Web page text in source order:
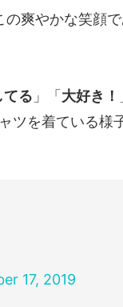
爽やかな笑顔
てる 」「 大好き！
ツを着ている様
17, 2019